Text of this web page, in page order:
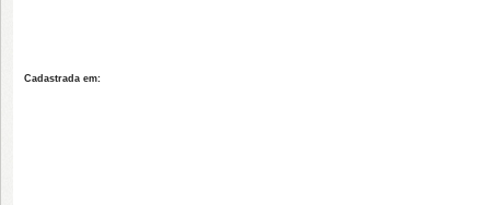
Cadastrada em: